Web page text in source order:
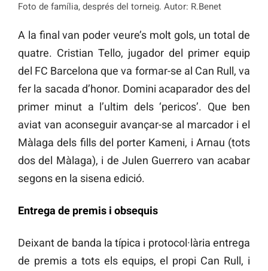
Foto de família, després del torneig. Autor: R.Benet
A la final van poder veure’s molt gols, un total de
quatre. Cristian Tello, jugador del primer equip
del FC Barcelona que va formar-se al Can Rull, va
fer la sacada d’honor. Domini acaparador des del
primer minut a l’ultim dels ‘pericos’. Que ben
aviat van aconseguir avançar-se al marcador i el
Màlaga dels fills del porter Kameni, i Arnau (tots
dos del Màlaga), i de Julen Guerrero van acabar
segons en la sisena edició.
Entrega de premis i obsequis
Deixant de banda la típica i protocol·lària entrega
de premis a tots els equips, el propi Can Rull, i